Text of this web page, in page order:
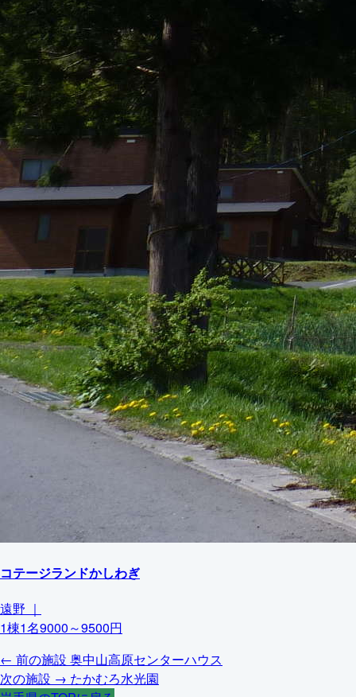
コテージランドかしわぎ
遠野 ｜
1棟1名9000～9500円
← 前の施設 奥中山高原センターハウス
次の施設 → たかむろ水光園